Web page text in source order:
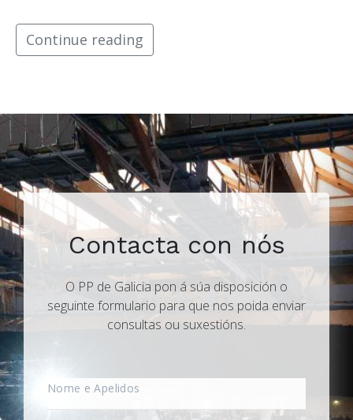
Continue reading
Contacta con nós
O PP de Galicia pon á súa disposición o
seguinte formulario para que nos poida enviar
consultas ou suxestións.